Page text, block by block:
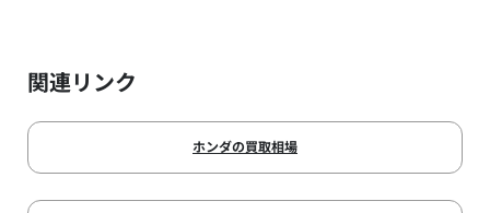
関連リンク
ホンダの買取相場